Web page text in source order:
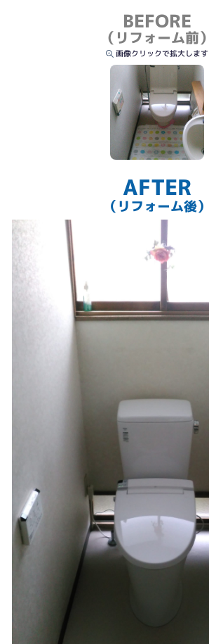
BEFORE
（リフォーム前）
画像クリックで拡大します
AFTER
（リフォーム後）